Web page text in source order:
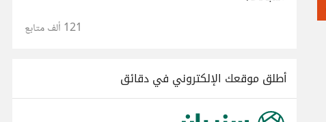
121 ألف متابع
أطلق موقعك الإلكتروني في دقائق